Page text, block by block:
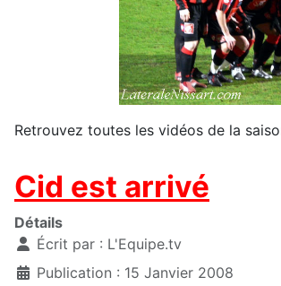
Retrouvez toutes les vidéos de la
Cid est arrivé
Détails
Écrit par : L'Equipe.tv
Publication : 15 Janvier 2008